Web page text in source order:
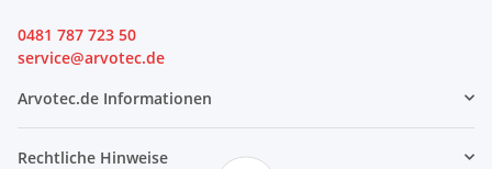
0481 787 723 50
service@arvotec.de
Arvotec.de Informationen
Rechtliche Hinweise